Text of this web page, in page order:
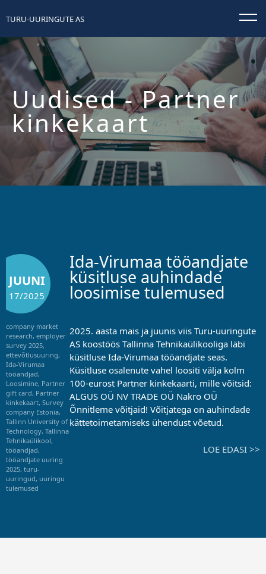
TURU-UURINGUTE AS
Uudised- Partner
kinkekaart
JUUNI
17/2025
company market
research, employer
survey 2025,
ettevõtlusuuring,
Ida-Virumaa
tööandjad,
Loosimine, Partner
gift card, Partner
kinkekaart, Survey
company Estonia,
Tallinn University of
Technology, Tallinna
Tehnikaülikool,
tööandjad,
tööandjate uuring
2025, turu-
uuringud, uuringu
tulemused
Ida-Virumaa tööandjate
küsitluse auhindade
loosimise tulemused
2025. aasta mais ja juunis viis Turu-uuringute
AS koostöös Tallinna Tehnikaülikooliga läbi
küsitluse Ida-Virumaa tööandjate seas.
Küsitluse osalenute vahel loositi välja kolm
100-eurost Partner kinkekaarti, mille võitsid:
ALGUS OÜ NV TRADE OÜ Nakro OÜ
Õnnitleme võitjaid! Võitjatega on auhindade
kättetoimetamiseks ühendust võetud.
LOE EDASI >>